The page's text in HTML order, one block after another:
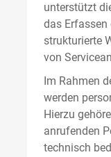
unterstützt
das Erfassen
strukturierte
von
Im Rahmen
werden
Hierzu
anrufenden
technisch